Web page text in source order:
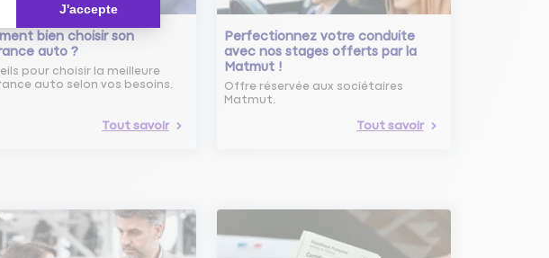
bien choisir son
auto ?
pour choisir la meilleure
auto selon vos besoins.
Tout savoir
Perfectionnez votre conduite
avec nos stages offerts par la
Matmut !
Offre réservée aux sociétaires
Matmut.
Tout savoir
J'accepte